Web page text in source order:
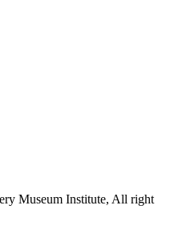
Museum Institute, All right